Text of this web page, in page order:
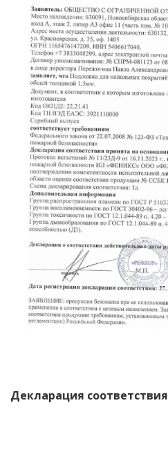
Декларация соответствия